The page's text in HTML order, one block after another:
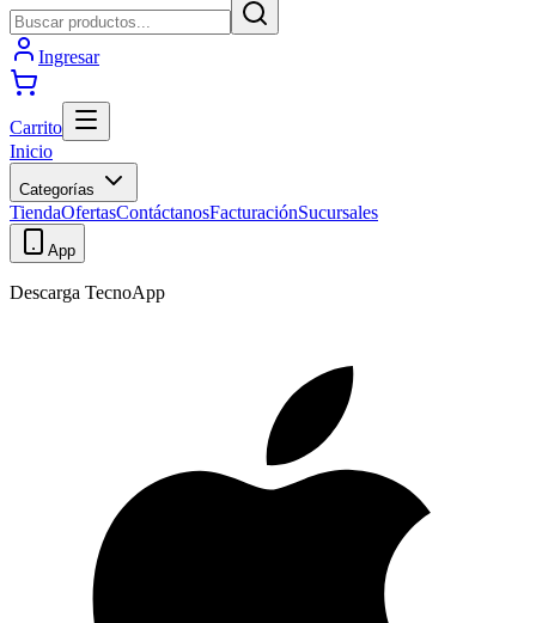
Ingresar
Carrito
Inicio
Categorías
TiendaOfertasContáctanosFacturaciónSucursales
App
Descarga TecnoApp